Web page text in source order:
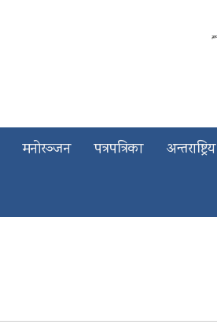
मनोरञ्जन पत्रपत्रिका अन्तराष्ट्रिय